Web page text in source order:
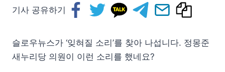
기사 공유하기
슬로우뉴스가 ‘잊혀질 소리’를 찾아 나섭니다. 정몽준
새누리당 의원이 이런 소리를 했네요?